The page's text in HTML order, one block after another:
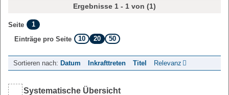
Ergebnisse 1 - 1 von (1)
Seite
1
Einträge pro Seite
10 20 50
Sortieren nach: Datum Inkrafttreten Titel Relevanz
Systematische Übersicht